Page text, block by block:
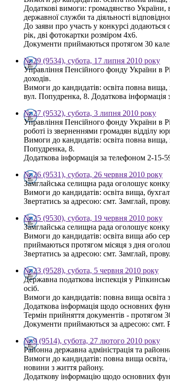
Додаткові вимоги: громадянство
державної служби та діяльності
До заяви про участь у конкурсі
рік, дві фотокартки розміром 4х6.
Документи приймаються протягом 30
№ 29 (9534), субота, 17 липня 2010 року
Управління Пенсійного фонду України в
доходів.
Вимоги до кандидатів: освіта повна
вул. Попудренка, 8. Додаткова інформація
№ 27 (9532), субота, 3 липня 2010 року
Управління Пенсійного фонду України в
роботі із зверненнями громадян відділу
Вимоги до кандидатів: освіта повна
Попудренка, 8.
Додаткова інформація за телефоном 2-15-
№ 26 (9531), субота, 26 червня 2010 року
Замглайська селищна рада оголошує
Вимоги до кандидатів: освіта вища,
Звертатись за адресою: смт. Замглай,
№ 25 (9530), субота, 19 червня 2010 року
Замглайська селищна рада оголошує
Вимоги до кандидатів: освіта вища або
приймаються протягом місяця з дня
Звертатись за адресою: смт. Замглай,
№ 23 (9528), субота, 5 червня 2010 року
Державна податкова інспекція у
осіб.
Вимоги до кандидатів: повна вища освіта
Додаткова інформація щодо основних
Термін прийняття документів - протягом
Документи приймаються за адресою: смт.
№ 9 (9514), субота, 27 лютого 2010 року
Районна державна адміністрація та
Вимоги до кандидатів: повна вища освіта,
новини з життя району.
Додаткову інформацію щодо основних